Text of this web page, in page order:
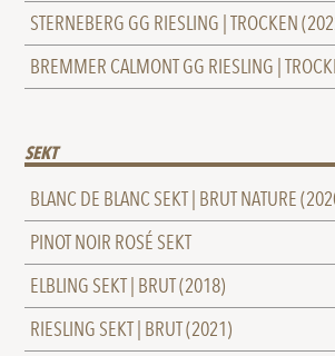
STERNEBERG GG RIESLING | TROCKEN
BREMMER CALMONT GG RIESLING |
SEKT
BLANC DE BLANC SEKT | BRUT NATURE
PINOT NOIR ROSÉ SEKT
ELBLING SEKT | BRUT (2018)
RIESLING SEKT | BRUT (2021)